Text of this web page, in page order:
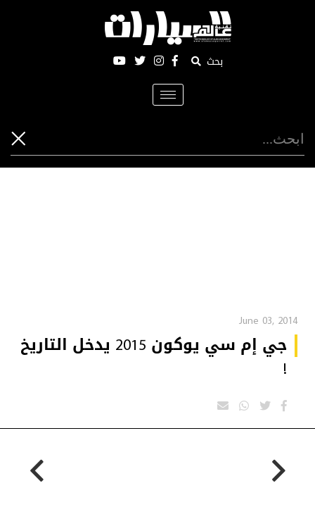
بحث
Toggle
navigation
June 03, 2014
جي إم سي يوكون 2015 يدخل التاريخ
!